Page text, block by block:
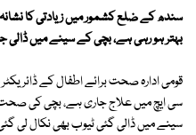
بہتر ہو رہی ہے، بچی کے سینے میں ڈالی
قومی ادارہ صحت برائے اطفال کے
سی ایچ میں علاج جاری ہے، بچی کی
سینے میں ڈالی گئی ٹیوب بھی نکال لی